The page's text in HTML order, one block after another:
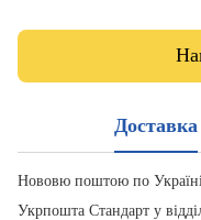
Доставка
Нововю поштою по
Укрпошта Стандарт у